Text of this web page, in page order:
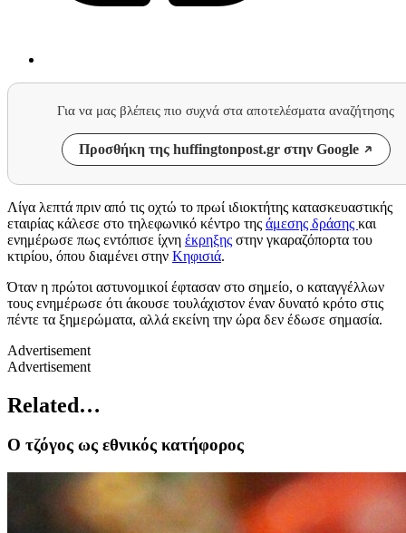
Για να μας βλέπεις πιο συχνά στα αποτελέσματα αναζήτησης
Προσθήκη της huffingtonpost.gr στην Google
Λίγα λεπτά πριν από τις οχτώ το πρωί ιδιοκτήτης κατασκευαστικής
εταιρίας κάλεσε στο τηλεφωνικό κέντρο της άμεσης δράσης και
ενημέρωσε πως εντόπισε ίχνη έκρηξης στην γκαραζόπορτα του
κτιρίου, όπου διαμένει στην Κηφισιά.
Όταν η πρώτοι αστυνομικοί έφτασαν στο σημείο, ο καταγγέλλων
τους ενημέρωσε ότι άκουσε τουλάχιστον έναν δυνατό κρότο στις
πέντε τα ξημερώματα, αλλά εκείνη την ώρα δεν έδωσε σημασία.
Advertisement
Advertisement
Related…
Ο τζόγος ως εθνικός κατήφορος